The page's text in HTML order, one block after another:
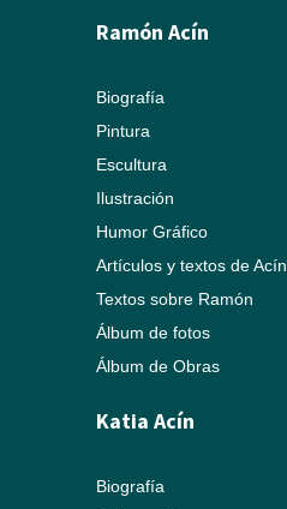
Ramón Acín
Biografía
Pintura
Escultura
Ilustración
Humor Gráfico
Artículos y textos de Acín
Textos sobre Ramón
Álbum de fotos
Álbum de Obras
Katia Acín
Biografía